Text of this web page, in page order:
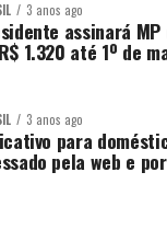
3 anos ago
assinará
1.320 até 1º de
3 anos ago
para
pela web e